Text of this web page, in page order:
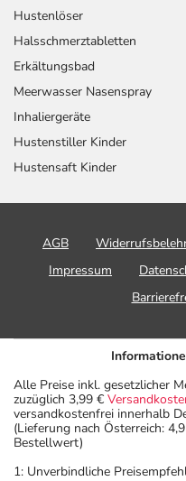
Hustenlöser
Halsschmerztabletten
Erkältungsbad
Meerwasser Nasenspray
Inhaliergeräte
Hustenstiller Kinder
Hustensaft Kinder
AGB
Impressum
Alle Preise inkl. gesetzlicher
zuzüglich 3,99 €
versandkostenfrei innerhalb
(Lieferung nach Österreich:
Bestellwert)
1: Unverbindliche